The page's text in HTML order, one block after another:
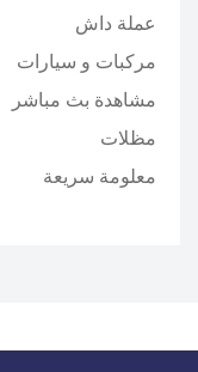
عملة داش
مركبات و سيارات
مشاهدة بث مباشر
مظلات
معلومة سريعة